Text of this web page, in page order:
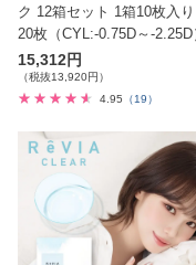
ク 12箱セット 1箱10枚入
20枚（CYL:-0.75D～-2.25D
15,312円
（税抜13,920円）
4.95 （19）